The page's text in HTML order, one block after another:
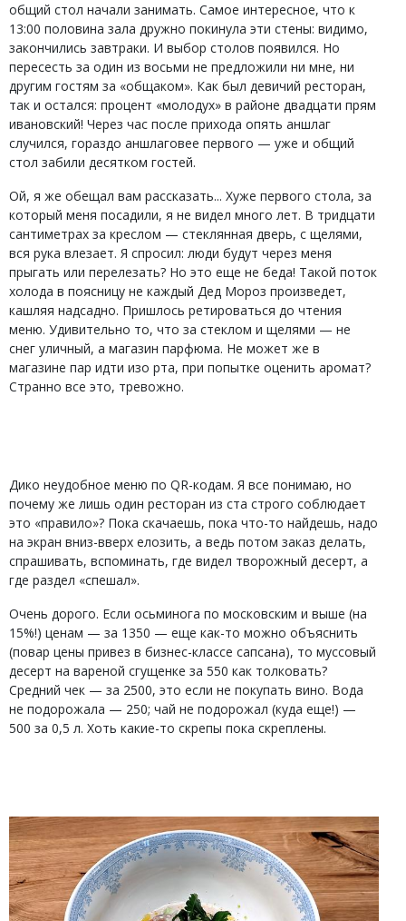
общий стол начали занимать. Самое интересное, что к
13:00 половина зала дружно покинула эти стены: видимо,
закончились завтраки. И выбор столов появился. Но
пересесть за один из восьми не предложили ни мне, ни
другим гостям за «общаком». Как был девичий ресторан,
так и остался: процент «молодух» в районе двадцати прям
ивановский! Через час после прихода опять аншлаг
случился, гораздо аншлаговее первого — уже и общий
стол забили десятком гостей.
Ой, я же обещал вам рассказать... Хуже первого стола, за
который меня посадили, я не видел много лет. В тридцати
сантиметрах за креслом — стеклянная дверь, с щелями,
вся рука влезает. Я спросил: люди будут через меня
прыгать или перелезать? Но это еще не беда! Такой поток
холода в поясницу не каждый Дед Мороз произведет,
кашляя надсадно. Пришлось ретироваться до чтения
меню. Удивительно то, что за стеклом и щелями — не
снег уличный, а магазин парфюма. Не может же в
магазине пар идти изо рта, при попытке оценить аромат?
Странно все это, тревожно.
Дико неудобное меню по QR-кодам. Я все понимаю, но
почему же лишь один ресторан из ста строго соблюдает
это «правило»? Пока скачаешь, пока что-то найдешь, надо
на экран вниз-вверх елозить, а ведь потом заказ делать,
спрашивать, вспоминать, где видел творожный десерт, а
где раздел «спешал».
Очень дорого. Если осьминога по московским и выше (на
15%!) ценам — за 1350 — еще как-то можно объяснить
(повар цены привез в бизнес-классе сапсана), то муссовый
десерт на вареной сгущенке за 550 как толковать?
Средний чек — за 2500, это если не покупать вино. Вода
не подорожала — 250; чай не подорожал (куда еще!) —
500 за 0,5 л. Хоть какие-то скрепы пока скреплены.